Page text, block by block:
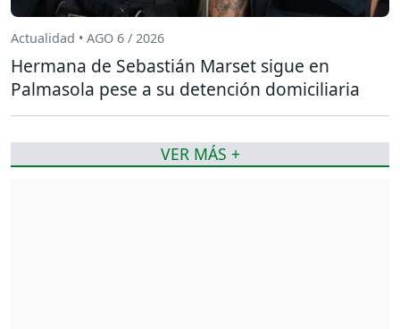
Actualidad • AGO 6 / 2026
Hermana de Sebastián Marset sigue en
Palmasola pese a su detención domiciliaria
VER MÁS +